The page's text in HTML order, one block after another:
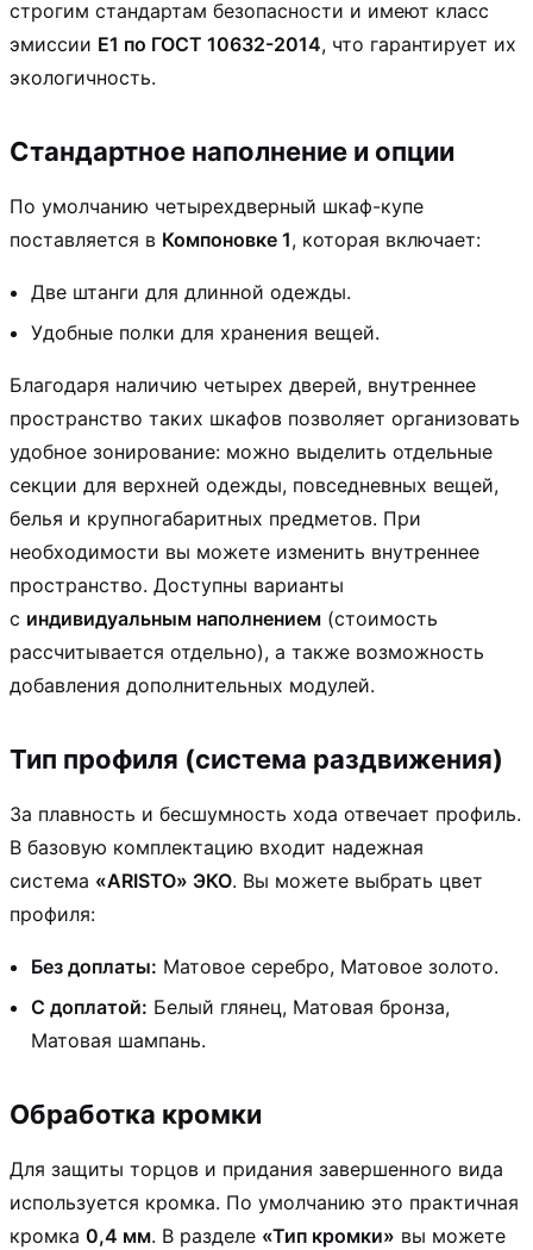
строгим стандартам безопасности и имеют класс
эмиссии Е1 по ГОСТ 10632-2014, что гарантирует их
экологичность.
Стандартное наполнение и опции
По умолчанию четырехдверный шкаф-купе
поставляется в Компоновке 1, которая включает:
Две штанги для длинной одежды.
Удобные полки для хранения вещей.
Благодаря наличию четырех дверей, внутреннее
пространство таких шкафов позволяет организовать
удобное зонирование: можно выделить отдельные
секции для верхней одежды, повседневных вещей,
белья и крупногабаритных предметов. При
необходимости вы можете изменить внутреннее
пространство. Доступны варианты
с индивидуальным наполнением (стоимость
рассчитывается отдельно), а также возможность
добавления дополнительных модулей.
Тип профиля (система раздвижения)
За плавность и бесшумность хода отвечает профиль.
В базовую комплектацию входит надежная
система «ARISTO» ЭКО. Вы можете выбрать цвет
профиля:
Без доплаты: Матовое серебро, Матовое золото.
С доплатой: Белый глянец, Матовая бронза,
Матовая шампань.
Обработка кромки
Для защиты торцов и придания завершенного вида
используется кромка. По умолчанию это практичная
кромка 0,4 мм. В разделе «Тип кромки» вы можете